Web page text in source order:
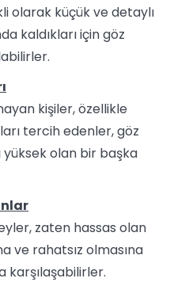
olarak küçük ve detaylı
kaldıkları için göz
kişiler, özellikle
tercih edenler, göz
yüksek olan bir başka
zaten hassas olan
ve rahatsız olmasına
karşılaşabilirler.